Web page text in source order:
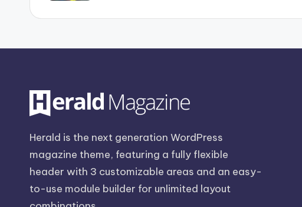
Herald is the next generation WordPress
magazine theme, featuring a fully flexible
header with 3 customizable areas and an easy-
to-use module builder for unlimited layout